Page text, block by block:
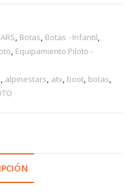
, Botas, Botas - Infantil,
, Equipamiento Piloto -
, alpinestars, atv, boot, botas,